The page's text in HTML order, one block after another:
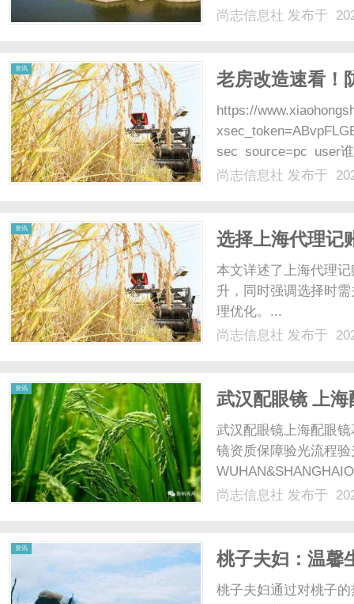
配镜的写字楼眼镜店
尚志信息社 发布于
资讯
老房改造速看！
https://
sec_source=pc_user
万”的新闻？！好好的
尚志信息社 发布于
资讯
选择上海代理记
本文详述了上海代理
升，同时强调选择时
理优化。...
尚志信息社 发布于
资讯
武汉配眼镜 上海
武汉配眼镜上海配眼
镜资质保障验光流程
配镜的写字楼眼镜店
尚志信息社 发布于
资讯
桃子夫妇：温馨
桃子夫妇通过对桃子